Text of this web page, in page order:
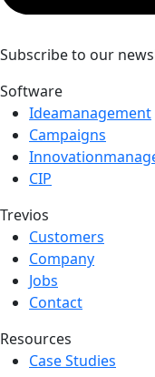
Subscribe to our
Software
Ideamanagement
Campaigns
CIP
Trevios
Customers
Company
Jobs
Contact
Resources
Case Studies